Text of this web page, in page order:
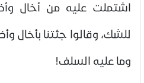
اشتملت عليه من أخال
للشك، وقالوا جئتنا بأخال
وما عليه السلف!